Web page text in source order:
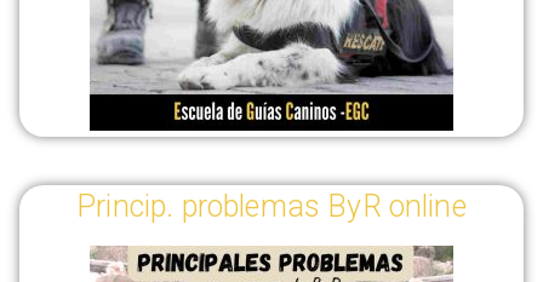
Princip. problemas ByR online